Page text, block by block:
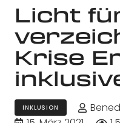
Licht
Krise
INKLUSION